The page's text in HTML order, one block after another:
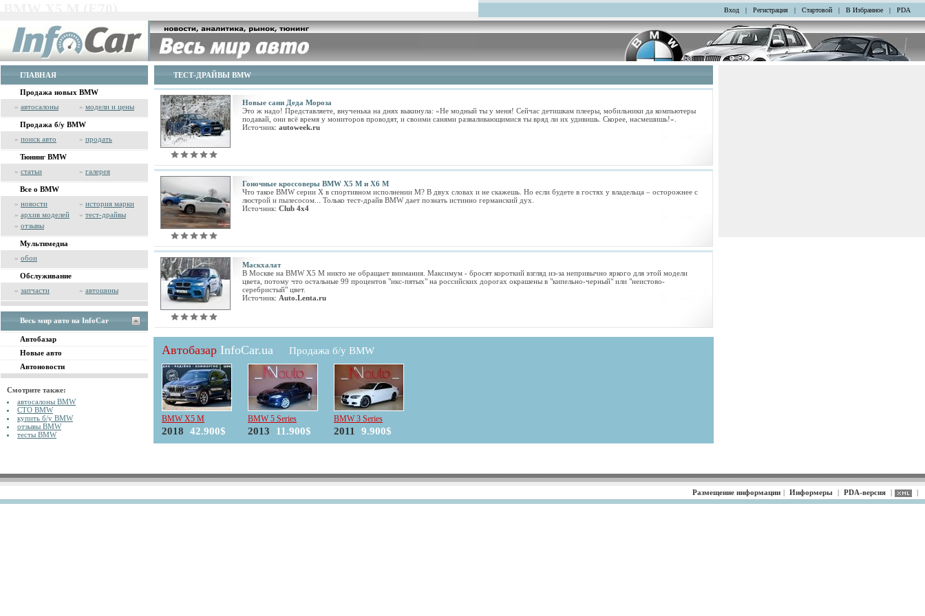
Вход | Регистрация | Стартовой | В Избранное | PDA
ГЛАВНАЯ
Продажа новых BMW
» автосалоны » модели и цены
Продажа б/у BMW
» поиск авто » продать
Тюнинг BMW
» статьи » галерея
Все о BMW
» новости » история марки
» архив моделей » тест-драйвы
» отзывы
Мультимедиа
» обои
Обслуживание
» запчасти » автошины
Весь мир авто на InfoCar
Автобазар
Новые авто
Автоновости
Смотрите также:
автосалоны BMW
СТО BMW
купить б/у BMW
отзывы BMW
тесты BMW
ТЕСТ-ДРАЙВЫ BMW
Новые сани Деда Мороза
Это ж надо! Представляете, внученька на днях выкинула: «Не модный ты у меня! Сейчас детишкам плееры, мобильники да компьютеры
подавай, они всё время у мониторов проводят, и своими санями разваливающимися ты вряд ли их удивишь. Скорее, насмешишь!».
Источник: autoweek.ru
Гоночные кроссоверы BMW X5 M и X6 M
Что такое BMW серии Х в спортивном исполнении М? В двух словах и не скажешь. Но если будете в гостях у владельца – осторожнее с
люстрой и пылесосом... Только тест-драйв BMW дает познать истинно германский дух.
Источник: Сlub 4x4
Маскхалат
В Москве на BMW X5 M никто не обращает внимания. Максимум - бросят короткий взгляд из-за непривычно яркого для этой модели
цвета, потому что остальные 99 процентов "икс-пятых" на российских дорогах окрашены в "кипельно-черный" или "неистово-
серебристый" цвет.
Источник: Auto.Lenta.ru
Автобазар InfoCar.ua Продажа б/у BMW
BMW X5 M
2018 42.900$
BMW 5 Series
2013 11.900$
BMW 3 Series
2011 9.900$
Размещение информации | Информеры | PDA-версия | |